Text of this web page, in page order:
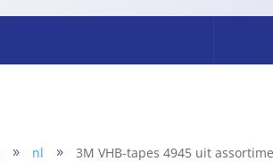
9 nl 9 3M VHB-tapes 4945 uit